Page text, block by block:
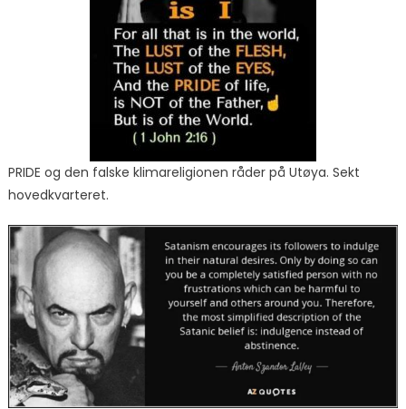
PRIDE og den falske klimareligionen råder på Utøya. Sekt
hovedkvarteret.